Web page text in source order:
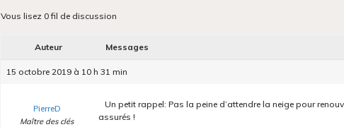
Vous lisez 0 fil de discussion
Auteur Messages
15 octobre 2019 à 10 h 31 min
PierreD
Maître des clés
Un petit rappel: Pas la peine d’attendre la neige pour
assurés !